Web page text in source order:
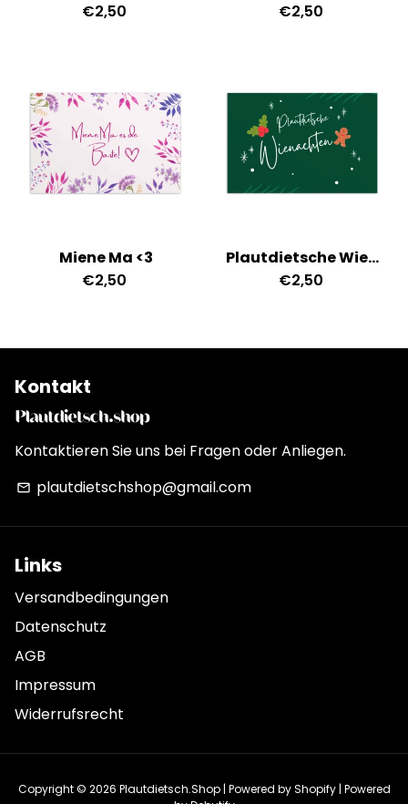
€2,50
€2,50
Miene Ma <3
€2,50
Plautdietsche Wienachten
€2,50
Kontakt
Kontaktieren Sie uns bei Fragen oder Anliegen.
email plautdietschshop@gmail.com
Links
Versandbedingungen
Datenschutz
AGB
Impressum
Widerrufsrecht
Copyright © 2026 Plautdietsch.Shop| Powered byShopify| Powered